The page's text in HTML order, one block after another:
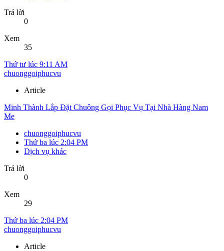
Trả lời
0
Xem
35
Thứ tư lúc 9:11 AM
chuonggoiphucvu
Article
Minh Thành Lắp Đặt Chuông Gọi Phục Vụ Tại Nhà Hàng Nam
Me
chuonggoiphucvu
Thứ ba lúc 2:04 PM
Dịch vụ khác
Trả lời
0
Xem
29
Thứ ba lúc 2:04 PM
chuonggoiphucvu
Article